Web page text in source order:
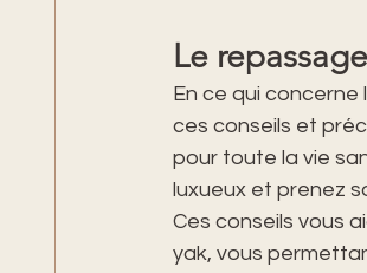
Le repassage
En ce qui concerne
ces conseils et
pour toute la vie
luxueux et prenez
Ces conseils vous
yak, vous